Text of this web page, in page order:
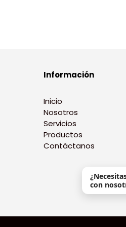
Información
Inicio
Nosotros
Servicios
Productos
Contáctanos
con